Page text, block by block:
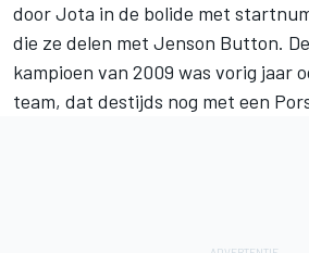
door Jota in de bolide met
die ze delen met Jenson Button.
kampioen van 2009 was vorig jaar
team, dat destijds nog met een